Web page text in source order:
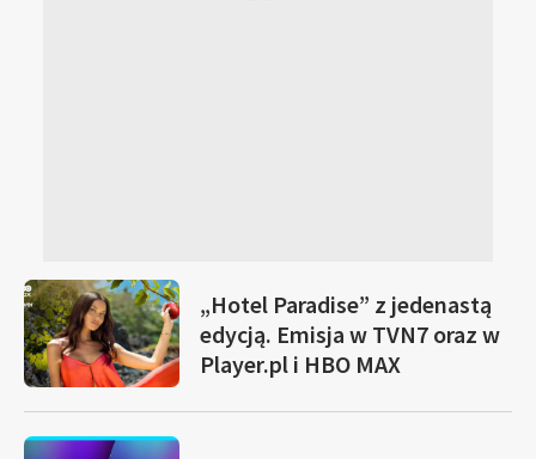
„Hotel Paradise” z jedenastą
edycją. Emisja w TVN7 oraz w
Player.pl i HBO MAX